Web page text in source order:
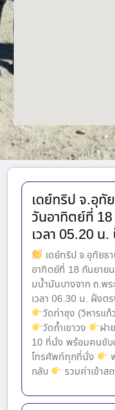
เดย์ทริป จ.อุทั
วันอาทิตย์ที่
เวลา 05.20
เดย์ทริป จ.อุทัยธ
อาทิตย์ที่ 18 กันยาย
มน้ำมันบางจาก ถ.พร
เวลา 06.30 น. ฝั่งต
วัดท่าซุง (วิหารแก้
วัดถ้ำเขาวง
ฝา
10 ที่นั่ง พร้อมคนขับ
โทรศัพท์ทุกที่นั่ง
กลับ
รวมค่าเข้าส